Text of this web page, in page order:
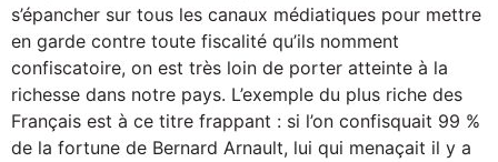
s’épancher sur tous les canaux médiatiques pour mettre
en garde contre toute fiscalité qu’ils nomment
confiscatoire, on est très loin de porter atteinte à la
richesse dans notre pays. L’exemple du plus riche des
Français est à ce titre frappant : si l’on confisquait 99 %
de la fortune de Bernard Arnault, lui qui menaçait il y a